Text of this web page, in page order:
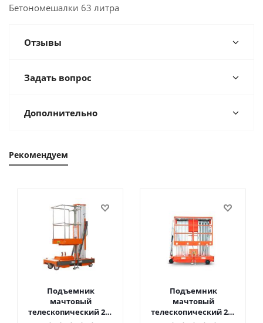
Бетономешалки 63 литра
Отзывы
Задать вопрос
Дополнительно
Рекомендуем
Подъемник
мачтовый
телескопический 200
Подъемник
мачтовый
телескопический 200